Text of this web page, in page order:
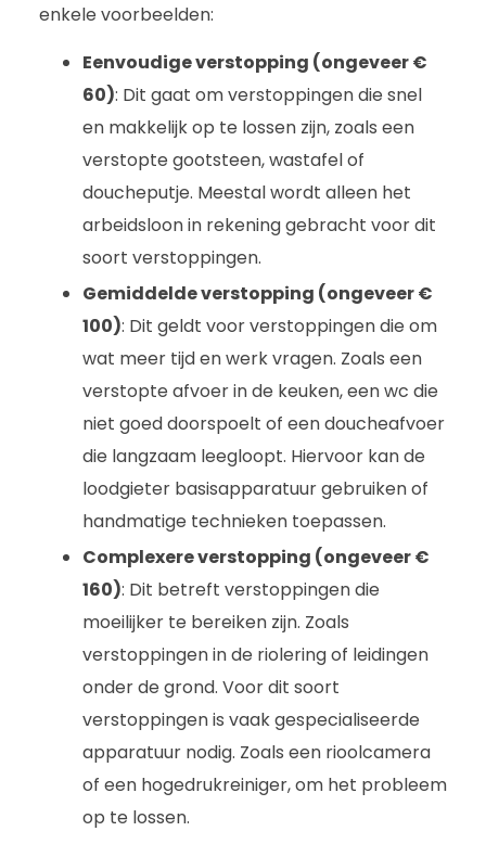
enkele voorbeelden:
Eenvoudige verstopping (ongeveer €
60): Dit gaat om verstoppingen die snel
en makkelijk op te lossen zijn, zoals een
verstopte gootsteen, wastafel of
doucheputje. Meestal wordt alleen het
arbeidsloon in rekening gebracht voor dit
soort verstoppingen.
Gemiddelde verstopping (ongeveer €
100): Dit geldt voor verstoppingen die om
wat meer tijd en werk vragen. Zoals een
verstopte afvoer in de keuken, een wc die
niet goed doorspoelt of een doucheafvoer
die langzaam leegloopt. Hiervoor kan de
loodgieter basisapparatuur gebruiken of
handmatige technieken toepassen.
Complexere verstopping (ongeveer €
160): Dit betreft verstoppingen die
moeilijker te bereiken zijn. Zoals
verstoppingen in de riolering of leidingen
onder de grond. Voor dit soort
verstoppingen is vaak gespecialiseerde
apparatuur nodig. Zoals een rioolcamera
of een hogedrukreiniger, om het probleem
op te lossen.